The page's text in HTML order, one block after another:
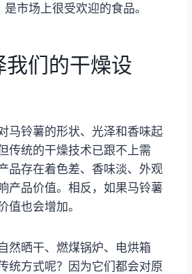
市场上很受欢迎的食品。
我们的干燥设
马铃薯的形状、光泽和香味起
传统的干燥技术已跟不上需
品存在着色差、香味淡、外观
产品价值。相反，如果马铃薯
值也会增加。
然晒干、燃煤锅炉、电烘箱
统方式呢？因为它们都会对原